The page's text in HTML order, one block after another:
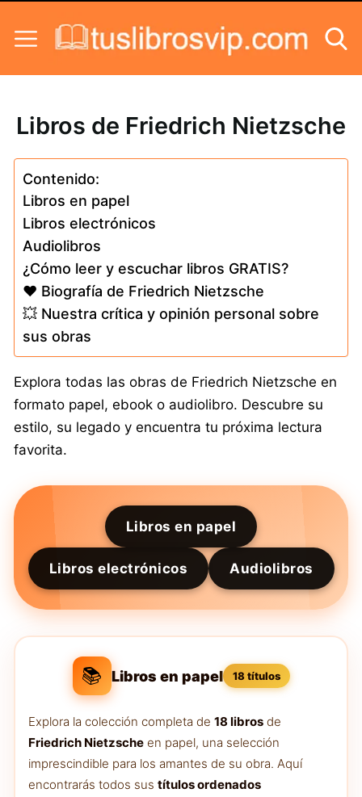
Libros de Friedrich Nietzsche
Contenido:
Libros en papel
Libros electrónicos
Audiolibros
¿Cómo leer y escuchar libros GRATIS?
❤️ Biografía de Friedrich Nietzsche
💥 Nuestra crítica y opinión personal sobre
sus obras
Explora todas las obras de Friedrich Nietzsche en
formato papel, ebook o audiolibro. Descubre su
estilo, su legado y encuentra tu próxima lectura
favorita.
Libros en papel
Libros electrónicos Audiolibros
📚 Libros en papel 18 títulos
Explora la colección completa de 18 libros de
Friedrich Nietzsche en papel, una selección
imprescindible para los amantes de su obra. Aquí
encontrarás todos sus títulos ordenados